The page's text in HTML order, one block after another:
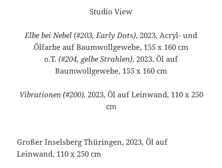
Studio View
Elbe bei Nebel (#203, Early Dots), 2023, Acryl- und
Ölfarbe auf Baumwollgewebe, 155 x 160 cm
o.T. (#204, gelbe Strahlen), 2023, Öl auf
Baumwollgewebe, 155 x 160 cm
Vibrationen (#200), 2023, Öl auf Leinwand, 110 x 250
cm
Großer Inselsberg Thüringen, 2023, Öl auf
Leinwand, 110 x 250 cm